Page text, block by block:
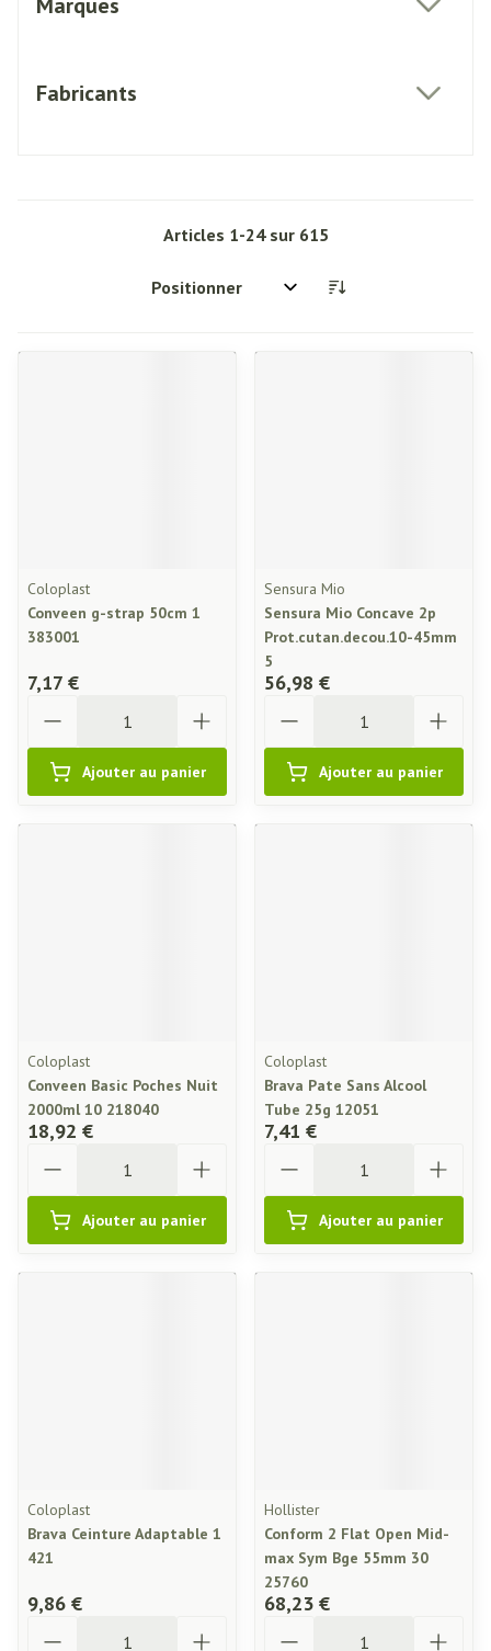
Fabricants
Articles 1-24sur 615
Trier par:
Coloplast
Conveen g-strap 50cm 1
383001
7,17 €
Ajouter au panier
Sensura Mio
Sensura Mio Concave 2p
Prot.cutan.decou.10-45mm
5
56,98 €
Ajouter au panier
Coloplast
Conveen Basic Poches Nuit
2000ml 10 218040
18,92 €
Ajouter au panier
Coloplast
Brava Pate Sans Alcool
Tube 25g 12051
7,41 €
Ajouter au panier
Coloplast
Brava Ceinture Adaptable 1
421
9,86 €
Hollister
Conform 2 Flat Open Mid-
max Sym Bge 55mm 30
25760
68,23 €